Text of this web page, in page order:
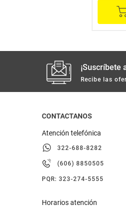
¡Suscríbete
Recibe las
CONTACTANOS
Atención telefónica
322-688-8282
(606) 8850505
PQR: 323-274-5555
Horarios atención